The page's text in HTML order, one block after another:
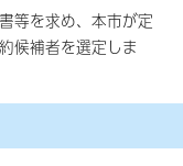
等を求め、本市が定
候補者を選定しま